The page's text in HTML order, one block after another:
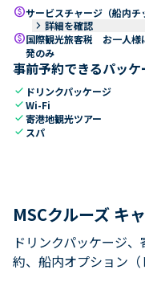
paidサービスチャージ（船内チ
keyboard_arrow_right 詳細を確認
paid国際観光旅客税 お一人様
発のみ
事前予約できるパッケ
check ドリンクパッケージ
checkWi-Fi
check寄港地観光ツアー
check スパ
MSCクルーズ キ
ドリンクパッケージ
約、船内オプション（